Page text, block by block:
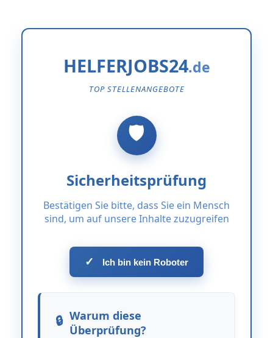
HELFERJOBS24
TOP STELLENANGEBOTE
Sicherheitsprüfung
Bestätigen Sie bitte, dass Sie ein Mensch
sind, um auf unsere Inhalte zuzugreifen
✓ Ich bin kein Roboter
Warum diese
Überprüfung?